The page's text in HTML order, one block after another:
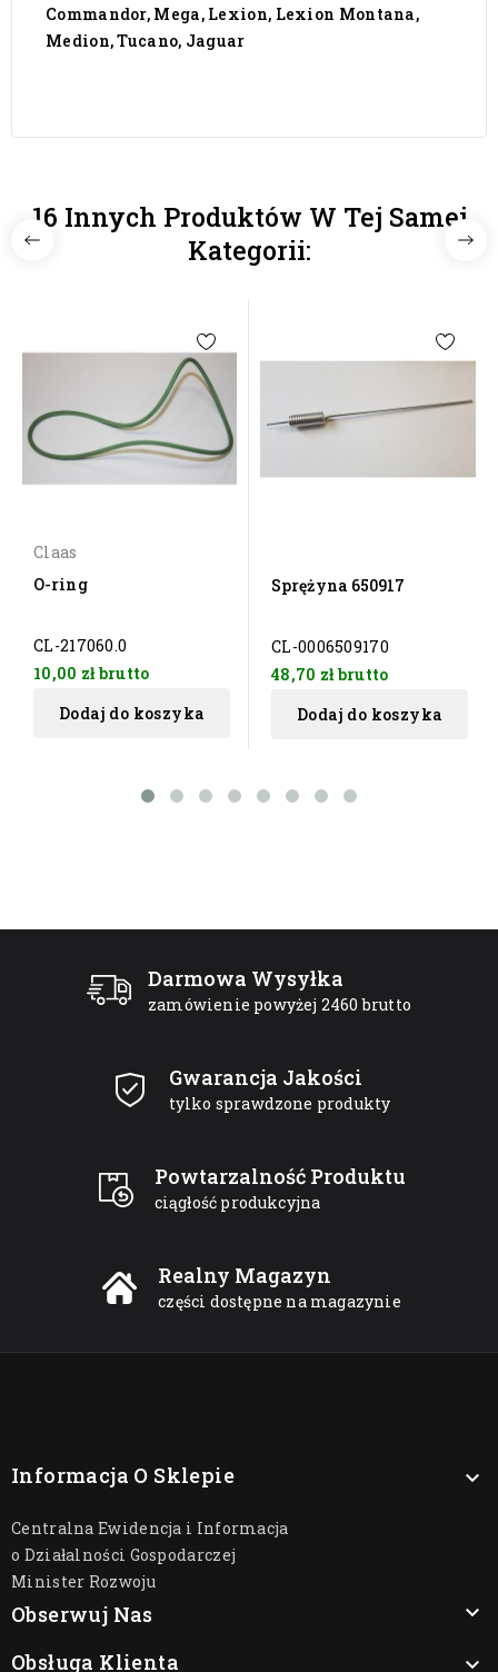
Commandor, Mega, Lexion, Lexion Montana,
Medion, Tucano, Jaguar
16 Innych Produktów W Tej Samej
Kategorii:
Claas
O-ring
CL-217060.0
10,00 złbrutto
Dodaj do koszyka
Sprężyna 650917
CL-0006509170
48,70 złbrutto
Dodaj do koszyka
Darmowa Wysyłka
zamówienie powyżej 2460 brutto
Gwarancja Jakości
tylko sprawdzone produkty
Powtarzalność Produktu
ciągłość produkcyjna
Realny Magazyn
części dostępne na magazynie
Informacja O Sklepie 
Centralna Ewidencja i Informacja
o Działalności Gospodarczej
Minister Rozwoju
Obserwuj Nas

Obsługa Klienta
